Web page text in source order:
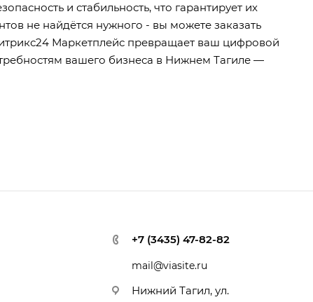
и стабильность, что гарантирует их
не найдётся нужного - вы можете заказать
Маркетплейс превращает ваш цифровой
вашего бизнеса в Нижнем Тагиле —
+7 (3435) 47-82-82
mail@viasite.ru
Нижний Тагил, ул.